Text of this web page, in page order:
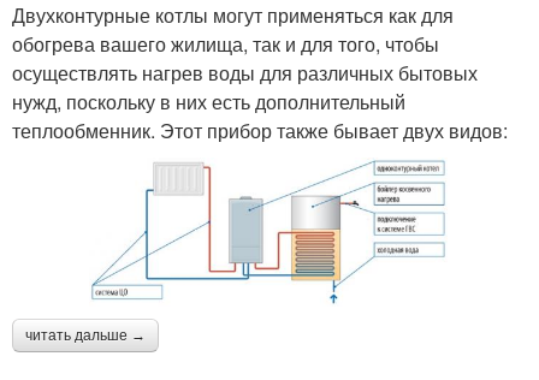
Двухконтурные котлы могут применяться как для
обогрева вашего жилища, так и для того, чтобы
осуществлять нагрев воды для различных бытовых
нужд, поскольку в них есть дополнительный
теплообменник. Этот прибор также бывает двух видов:
читать дальше →